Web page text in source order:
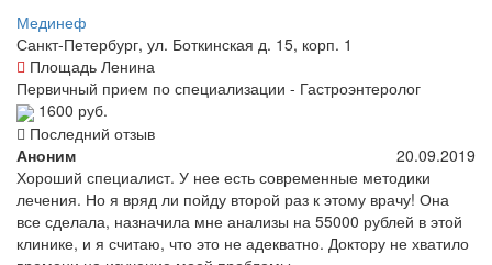
Мединеф
Санкт-Петербург, ул. Боткинская д. 15, корп. 1
Площадь Ленина
Первичный прием по специализации - Гастроэнтеролог
1600 руб.
Последний отзыв
Аноним
20.09.2019
Хороший специалист. У нее есть современные методики
лечения. Но я вряд ли пойду второй раз к этому врачу! Она
все сделала, назначила мне анализы на 55000 рублей в этой
клинике, и я считаю, что это не адекватно. Доктору не хватило